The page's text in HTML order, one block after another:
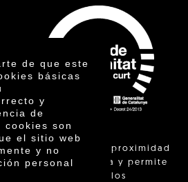
de que este
básicas
y
de
cookies son
el sitio web
y no
personal
"La venta de proximidad
está regulada y permite
identificar a los